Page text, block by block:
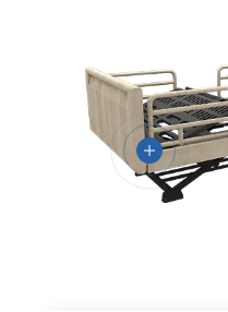
基本的な昇降上のニーズを満
ーのニーズを十分に考慮し
尿濡れと起床アラームなど
しています。さらに、万が
た場合の安全装置機能をア
れたシリコンボタン付きの